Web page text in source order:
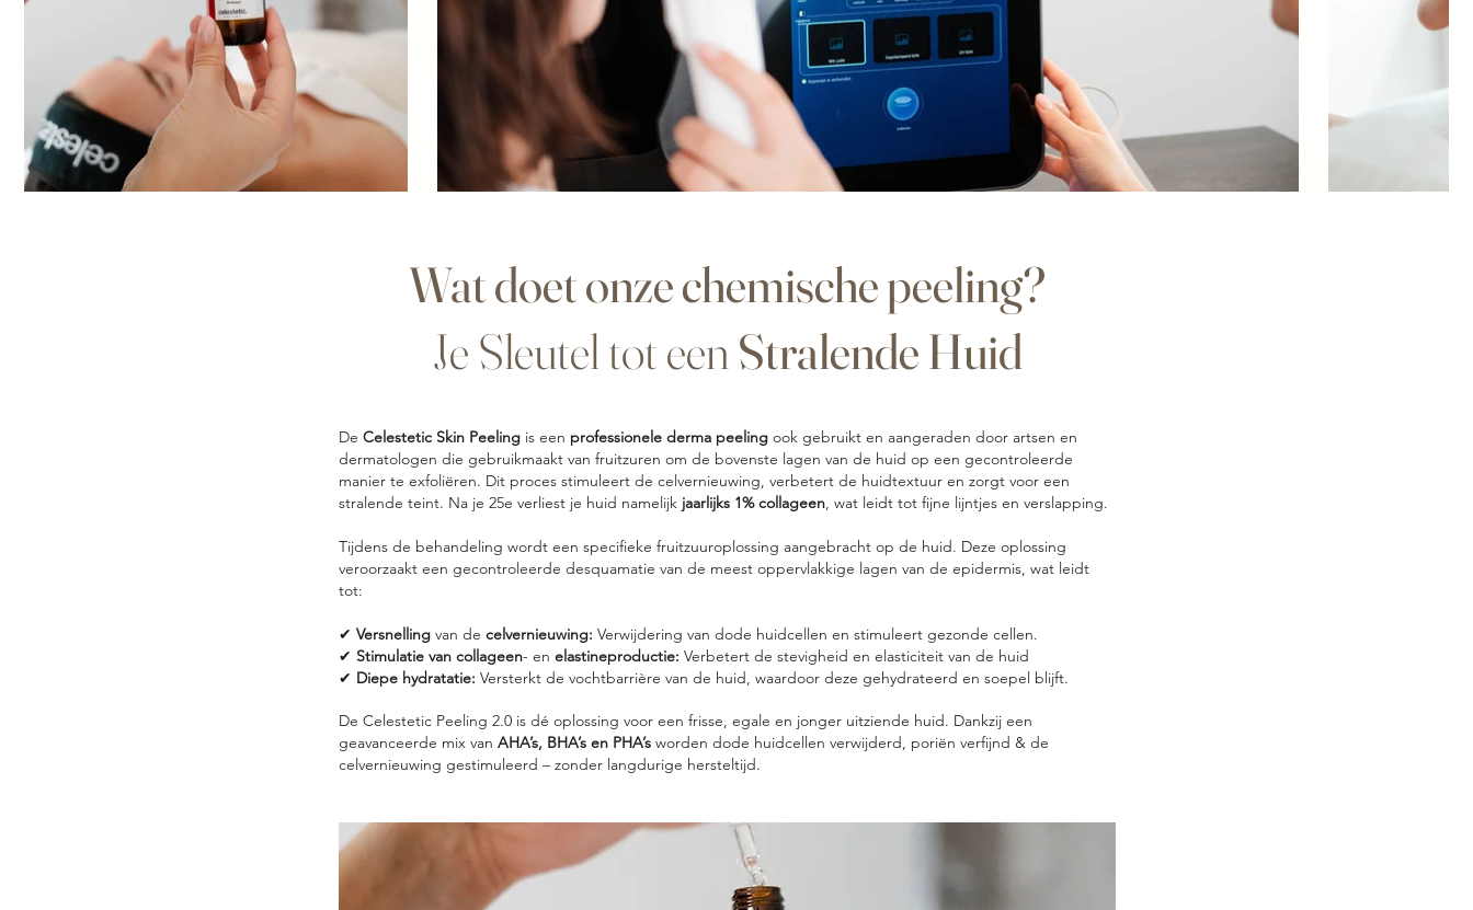
Wat doet onze chemische peeling?
Je Sleutel tot een Stralende Huid
De Celestetic Skin Peeling is een professionele derma peeling ook gebruikt en aangeraden door artsen en
dermatologen die gebruikmaakt van fruitzuren om de bovenste lagen van de huid op een gecontroleerde
manier te exfoliëren. Dit proces stimuleert de celvernieuwing, verbetert de huidtextuur en zorgt voor een
stralende teint. Na je 25e verliest je huid namelijk jaarlijks 1% collageen , wat leidt tot fijne lijntjes en verslapping.
Tijdens de behandeling wordt een specifieke fruitzuuroplossing aangebracht op de huid. Deze oplossing
veroorzaakt een gecontroleerde desquamatie van de meest oppervlakkige lagen van de epidermis, wat leidt
tot:
✔ Versnelling van de celvernieuwing: Verwijdering van dode huidcellen en stimuleert gezonde cellen. ​
✔ Stimulatie van collageen- en elastineproductie: Verbetert de stevigheid en elasticiteit van de huid ​
✔ Diepe hydratatie: Versterkt de vochtbarrière van de huid, waardoor deze gehydrateerd en soepel blijft.
De Celestetic Peeling 2.0 is dé oplossing voor een frisse, egale en jonger uitziende huid. Dankzij een
geavanceerde mix van AHA’s, BHA’s en PHA’s worden dode huidcellen verwijderd, poriën verfijnd & de
celvernieuwing gestimuleerd – zonder langdurige hersteltijd.​